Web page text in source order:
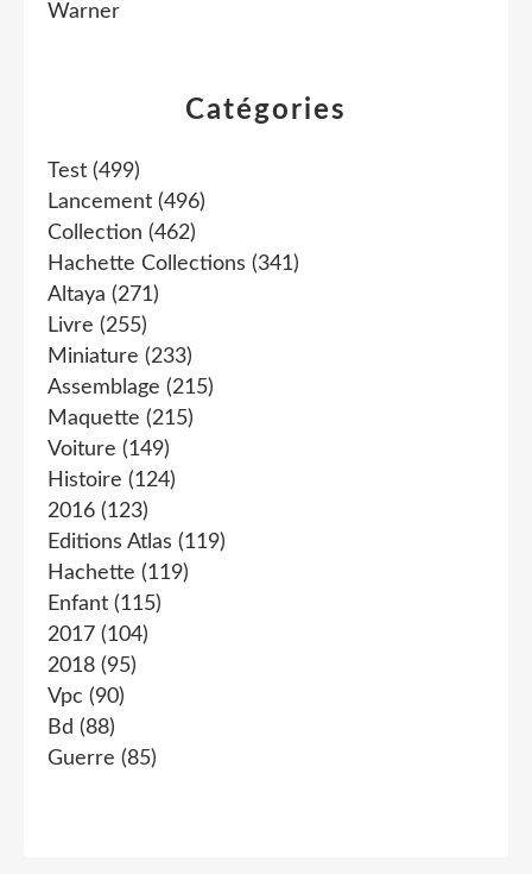
Catégories
Test (499)
Lancement (496)
Collection (462)
Hachette Collections (341)
Altaya (271)
Livre (255)
Miniature (233)
Assemblage (215)
Maquette (215)
Voiture (149)
Histoire (124)
2016 (123)
Editions Atlas (119)
Hachette (119)
Enfant (115)
2017 (104)
2018 (95)
Vpc (90)
Bd (88)
Guerre (85)
Warner